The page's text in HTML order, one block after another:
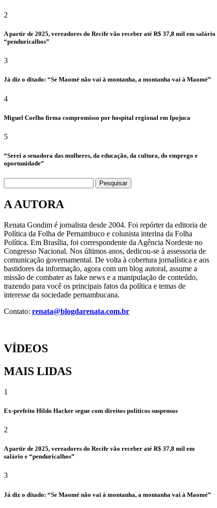
2
A partir de 2025, vereadores do Recife vão receber até R$ 37,8 mil em salário
“penduricalhos”
3
Já diz o ditado: “Se Maomé não vai à montanha, a montanha vai à Maomé”
4
Miguel Coelho firma compromisso por hospital regional em Ipojuca
5
“Serei a senadora das mulheres, da educação, da cultura, do emprego e
oportunidade”
Pesquisar
A AUTORA
Renata Gondim é jornalista desde 2004. Foi repórter da editoria de
Política da Folha de Pernambuco e colunista interina da Folha
Política. Em Brasília, foi correspondente da Agência Nordeste no
Congresso Nacional. Nos últimos anos, dedicou-se à assessoria de
comunicação governamental. De volta à cobertura jornalística e aos
bastidores da informação, agora com um blog autoral, assume a
missão de combater as fake news e a manipulação de conteúdo,
trazendo para você os principais fatos da política e temas de
interesse da sociedade pernambucana.
Contato: renata@blogdarenata.com.br
VÍDEOS
MAIS LIDAS
1
Ex-prefeito Hildo Hacker segue com direitos políticos suspensos
2
A partir de 2025, vereadores do Recife vão receber até R$ 37,8 mil em
salário e “penduricalhos”
3
Já diz o ditado: “Se Maomé não vai à montanha, a montanha vai à Maomé”